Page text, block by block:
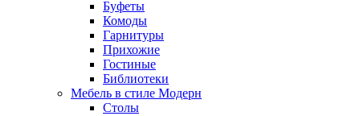
Буфеты
Комоды
Гарнитуры
Прихожие
Гостиные
Библиотеки
Мебель в стиле Модерн
Столы